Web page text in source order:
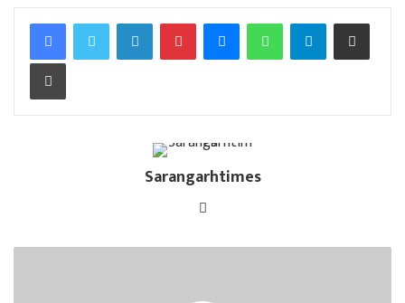
FacebookTwitterLinkedInPinterestMessengerWhatsAppTelegramShare via Email
Print
Sarangarhtimes
Website